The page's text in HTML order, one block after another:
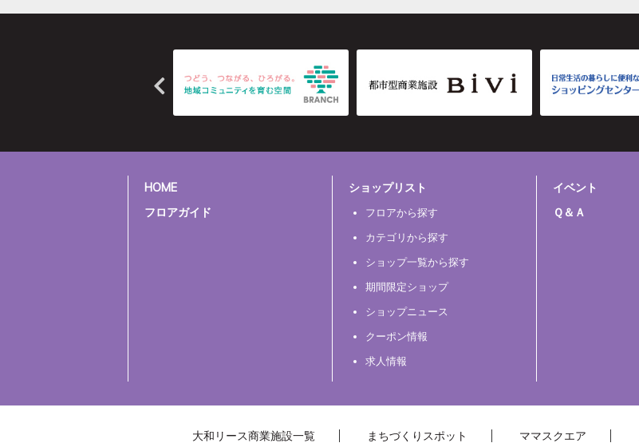
HOME
フロアガイド
ショップリスト
フロアから探す
カテゴリから探す
ショップ一覧から探す
期間限定ショップ
ショップニュース
クーポン情報
求人情報
イベント
Ｑ＆Ａ
大和リース商業施設一覧 まちづくりスポット ママスクエア